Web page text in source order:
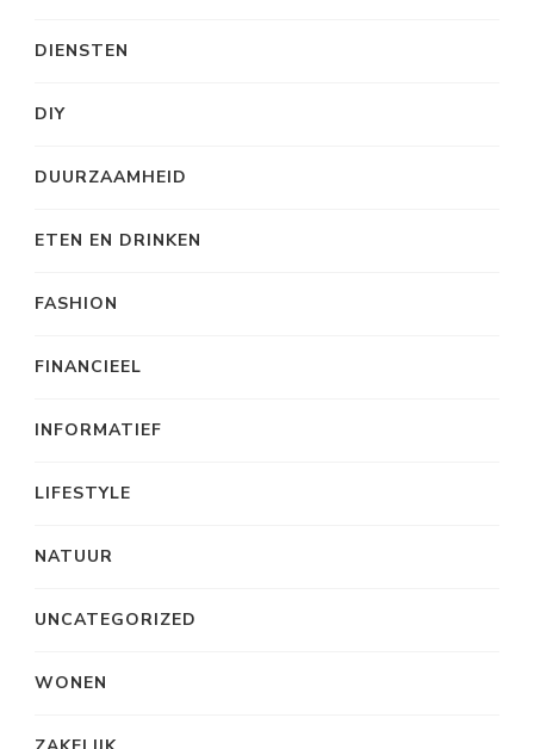
DIENSTEN
DIY
DUURZAAMHEID
ETEN EN DRINKEN
FASHION
FINANCIEEL
INFORMATIEF
LIFESTYLE
NATUUR
UNCATEGORIZED
WONEN